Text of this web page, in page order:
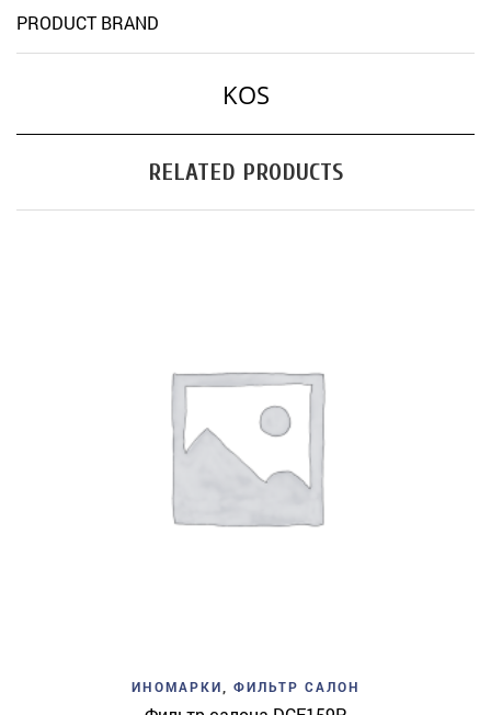
PRODUCT BRAND
KOS
RELATED PRODUCTS
ИНОМАРКИ ФИЛЬТР САЛОН